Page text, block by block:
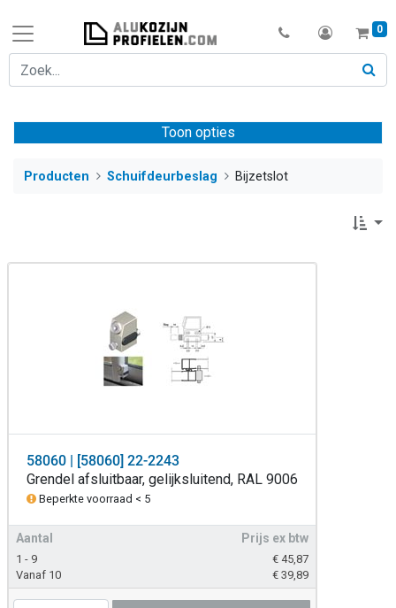
0
Toon opties
Producten Schuifdeurbeslag Bijzetslot
58060 | [58060] 22-2243
Grendel afsluitbaar, gelijksluitend, RAL 9006
Beperkte voorraad < 5
Aantal Prijs ex btw
1 - 9 € 45,87
Vanaf 10
€ 39,89